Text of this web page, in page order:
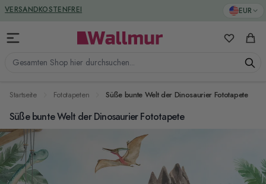
Zum Inhalt springen EUR
Gesamten Shop hier durchsuchen...
Meine
VERSANDKOSTENFREI
GREENGUARD ZERTIFIZIERT
Startseite Fototapeten Süße bunte Welt der Dinosaurier Fototapete
Süße bunte Welt der Dinosaurier Fototapete